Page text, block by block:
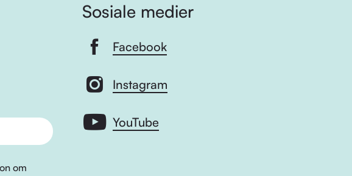
om
Sosiale medier
Facebook
Instagram
YouTube